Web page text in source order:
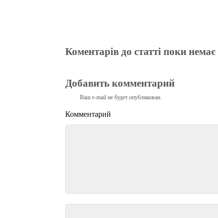
Коментарів до статті поки немає
Добавить комментарий
Ваш e-mail не будет опубликован.
Комментарий